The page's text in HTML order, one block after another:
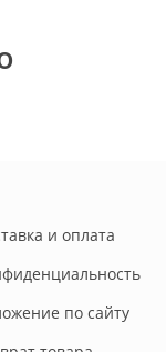
и оплата
по сайту